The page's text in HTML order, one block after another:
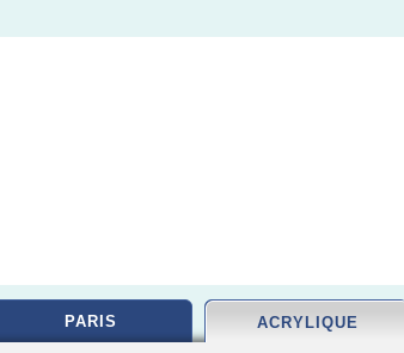
PARIS ACRYLIQUE